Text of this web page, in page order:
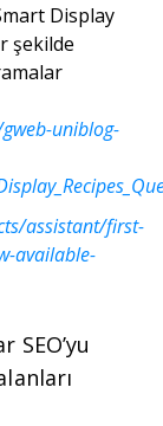
Display
şekilde
uniblog-
assistant/first-
available-
SEO’yu